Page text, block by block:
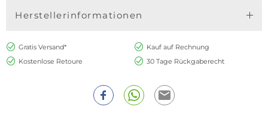
Herstellerinformationen
Gratis Versand*
Kauf auf Rechnung
Kostenlose Retoure
30 Tage Rückgaberecht